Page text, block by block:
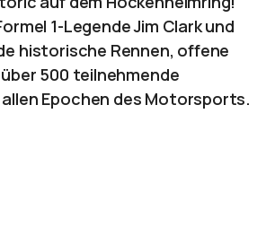
1-Legende Jim Clark und
historische Rennen, offene
500 teilnehmende
allen Epochen des Motorsports.